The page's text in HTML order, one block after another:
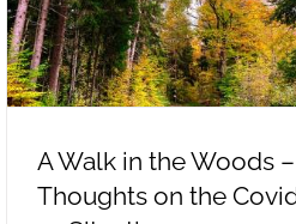
A Walk in the Woods – Thoughts
on the Covid-19 Situation
A Walk in the Woods –
Thoughts on the